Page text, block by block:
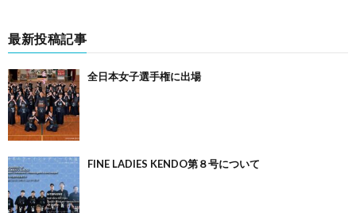
最新投稿記事
全日本女子選手権に出場
FINE LADIES KENDO第８号について